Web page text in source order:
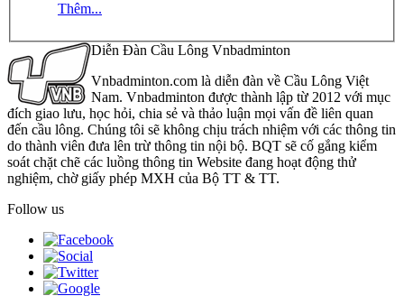
Thêm...
Diễn Đàn Cầu Lông Vnbadminton
Vnbadminton.com là diễn đàn về Cầu Lông Việt
Nam. Vnbadminton được thành lập từ 2012 với mục
đích giao lưu, học hỏi, chia sẻ và thảo luận mọi vấn đề liên quan
đến cầu lông. Chúng tôi sẽ không chịu trách nhiệm với các thông tin
do thành viên đưa lên trừ thông tin nội bộ. BQT sẽ cố gắng kiểm
soát chặt chẽ các luồng thông tin Website đang hoạt động thử
nghiệm, chờ giấy phép MXH của Bộ TT & TT.
Follow us